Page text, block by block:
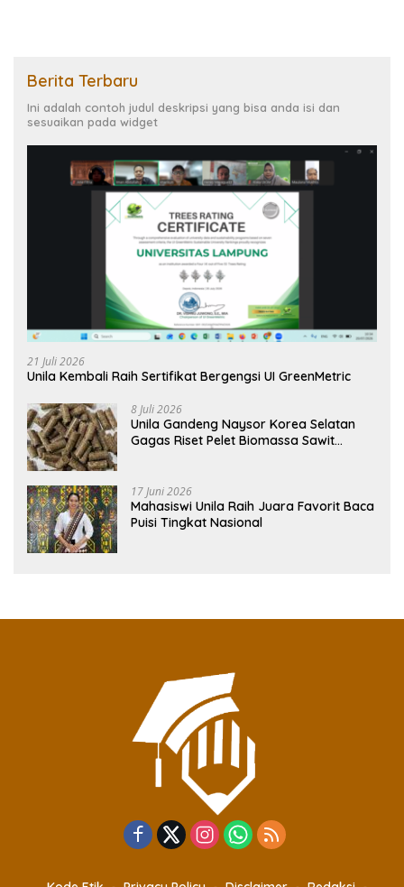
Berita Terbaru
Ini adalah contoh judul deskripsi yang bisa anda isi dan
sesuaikan pada widget
21 Juli 2026
Unila Kembali Raih Sertifikat Bergengsi UI GreenMetric
8 Juli 2026
Unila Gandeng Naysor Korea Selatan
Gagas Riset Pelet Biomassa Sawit
17 Juni 2026
Mahasiswi Unila Raih Juara Favorit Baca
Puisi Tingkat Nasional